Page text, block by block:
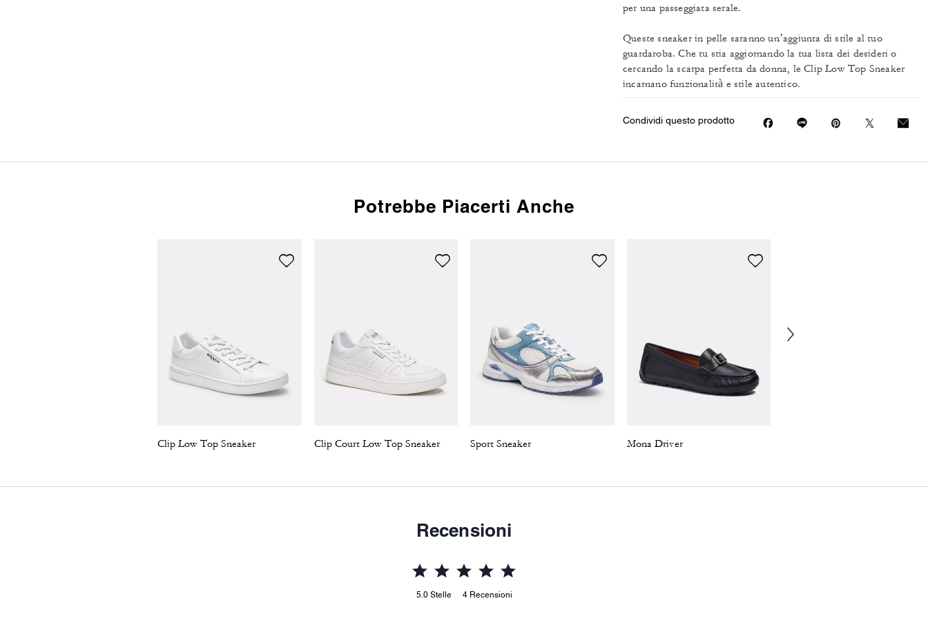
per una passeggiata serale.
Queste sneaker in pelle saranno un’aggiunta di stile al tuo
guardaroba. Che tu stia aggiornando la tua lista dei desideri o
cercando la scarpa perfetta da donna, le Clip Low Top Sneaker
incarnano funzionalità e stile autentico.
Condividi questo prodotto
Potrebbe Piacerti Anche
Clip Low Top Sneaker Clip Court Low Top Sneaker Sport Sneaker Mona Driver
Recensioni
5.0 Stelle 4 Recensioni